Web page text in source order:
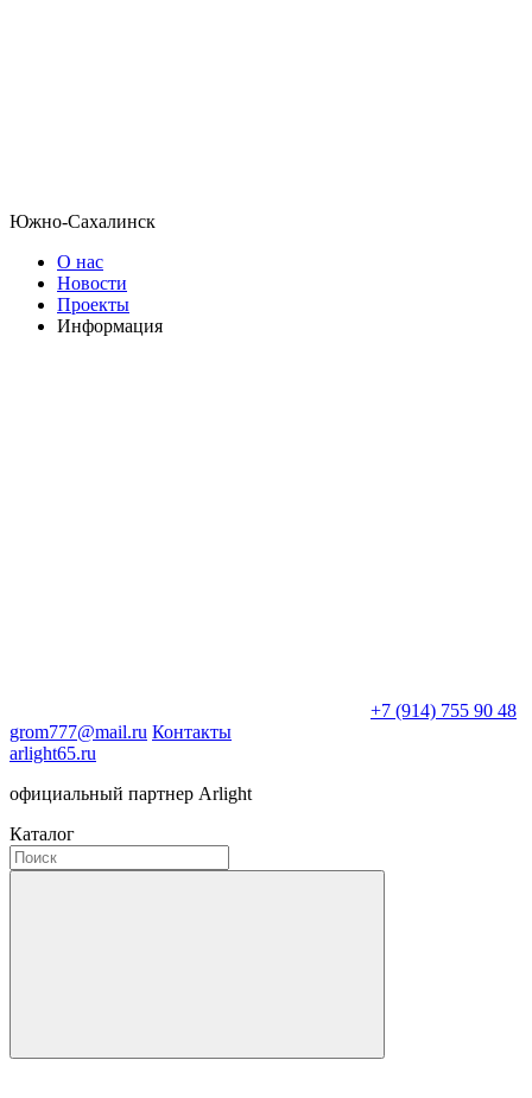
Южно-Сахалинск
О нас
Новости
Проекты
Информация
+7 (914) 755 90 48
grom777@mail.ru Контакты
arlight65.ru
официальный партнер Arlight
Каталог